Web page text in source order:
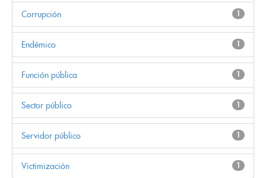
1
Corrupción
1
Endémico
1
Función pública
1
Sector público
1
Servidor público
1
Victimización